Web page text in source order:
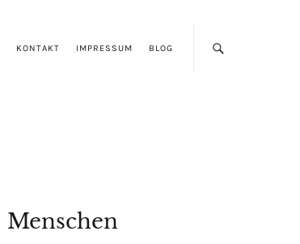
KONTAKT IMPRESSUM BLOG
Menschen